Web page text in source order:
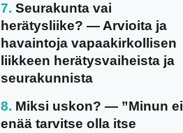
Seurakunta vai
herätysliike? — Arvioita ja
havaintoja vapaakirkollisen
liikkeen herätysvaiheista ja
seurakunnista
Miksi uskon? — ”Minun ei
enää tarvitse olla itse